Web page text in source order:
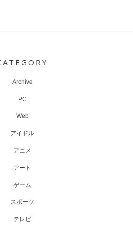
Archive
PC
Web
アイドル
アニメ
アート
ゲーム
スポーツ
テレビ